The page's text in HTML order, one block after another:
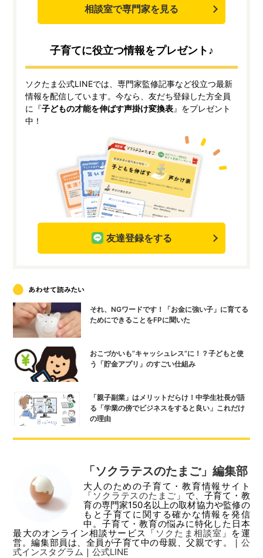
相談室で専門家を見る
子育てに役立つ情報をプレゼント♪
ソクたま公式LINEでは、専門家監修記事など役立つ最新
情報を配信しています。今なら、友だち登録した方全員
に『子どもの才能を伸ばす声掛け変換表』をプレゼント
中！
友達登録をする
それ、NGワードです！「お金に強い子」に育てる
ためにできることをFPに聞いた
おこづかいも“キャッシュレス”に！？子どもと使
う「貯金アプリ」のすごい仕組み
「親子副業」はメリットだらけ！中学生社長が語
る「学業の傍でビジネスをすると良い」これだけ
の理由
「ソクラテスのたまご」編集部
大人のための子育て・教育情報サイト
「 ソクラテスのたまご 」で、子育て・教
育の専門家150名以上の取材協力や監修の
もと子育てに関する確かな情報を発信
中。子育て・教育の悩みに特化した日本
最大のオンライン相談サービス「 ソクたま相談室 」を運
営。編集部員は、全員が子育て中の母親、父親です。｜ 公
式インスタグラム ｜公式LINE